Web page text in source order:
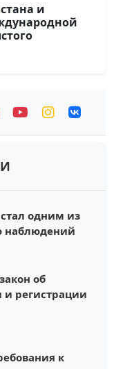
и
одним из
наблюдений
об
регистрации
к